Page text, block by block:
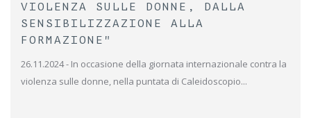
VIOLENZA SULLE DONNE, DALLA
SENSIBILIZZAZIONE ALLA
FORMAZIONE"
26.11.2024 - In occasione della giornata internazionale contra la
violenza sulle donne, nella puntata di Caleidoscopio...